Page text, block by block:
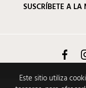
Este sitio utiliza
SUSCRÍBETE A LA